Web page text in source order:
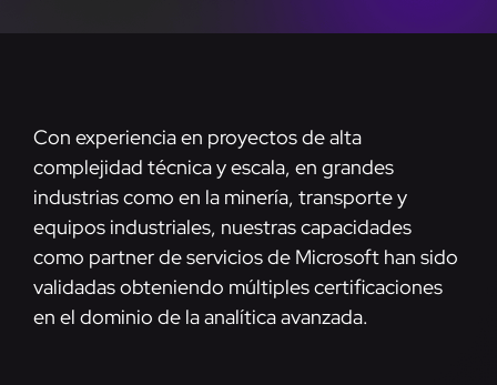
Con experiencia en proyectos de alta
complejidad técnica y escala, en grandes
industrias como en la minería, transporte y
equipos industriales, nuestras capacidades
como partner de servicios de Microsoft han sido
validadas obteniendo múltiples certificaciones
en el dominio de la analítica avanzada.